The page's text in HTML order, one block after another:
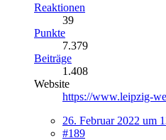
Reaktionen
39
Punkte
7.379
Beiträge
1.408
Website
https://www.leipzig-
26. Februar 2022 um
#189